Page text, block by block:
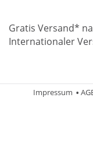
Gratis Versand*
Internationaler
Impressum